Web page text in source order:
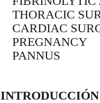
THORACIC
CARDIAC
PREGNANCY
PANNUS
INTRODUCCIÓN